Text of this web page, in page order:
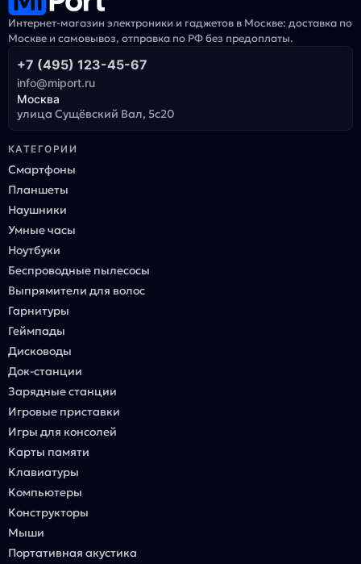
Интернет-магазин электроники и гаджетов в Москве: доставка по
Москве и самовывоз, отправка по РФ без предоплаты.
+7 (495) 123-45-67
info@miport.ru
Москва
улица Сущёвский Вал, 5с20
КАТЕГОРИИ
Смартфоны
Планшеты
Наушники
Умные часы
Ноутбуки
Беспроводные пылесосы
Выпрямители для волос
Гарнитуры
Геймпады
Дисководы
Док-станции
Зарядные станции
Игровые приставки
Игры для консолей
Карты памяти
Клавиатуры
Компьютеры
Конструкторы
Мыши
Портативная акустика